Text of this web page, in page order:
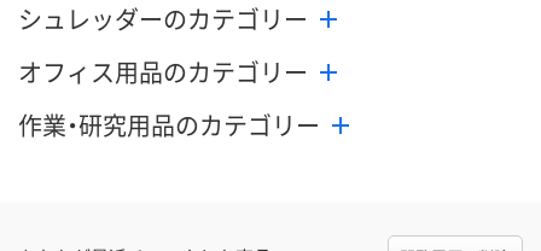
シュレッダーのカテゴリー
オフィス用品のカテゴリー
作業・研究用品のカテゴリー